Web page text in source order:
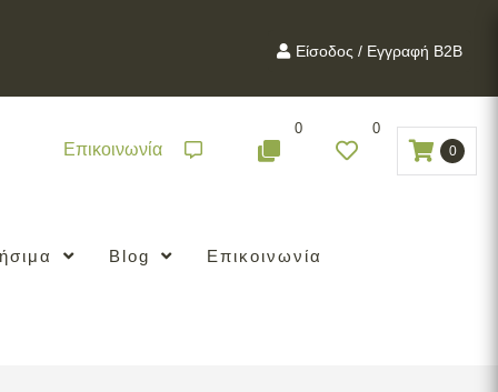
Είσοδος / Εγγραφή B2B
Επικοινωνία
0 0
0
Blog Επικοινωνία